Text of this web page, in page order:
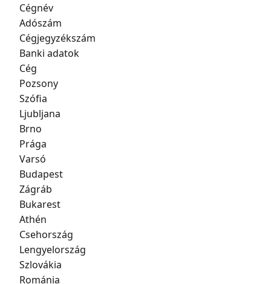
Cégnév
Adószám
Cégjegyzékszám
Banki adatok
Cég
Pozsony
Szófia
Ljubljana
Brno
Prága
Varsó
Budapest
Zágráb
Bukarest
Athén
Csehország
Lengyelország
Szlovákia
Románia